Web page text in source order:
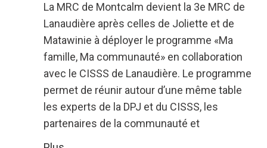
La MRC de Montcalm devient la 3e MRC de
Lanaudière après celles de Joliette et de
Matawinie à déployer le programme «Ma
famille, Ma communauté» en collaboration
avec le CISSS de Lanaudière. Le programme
permet de réunir autour d’une même table
les experts de la DPJ et du CISSS, les
partenaires de la communauté et